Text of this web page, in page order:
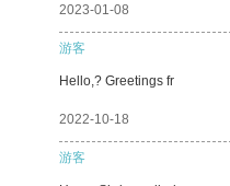
2023-01-08
游客
Hello,? Greetings fr
2022-10-18
游客